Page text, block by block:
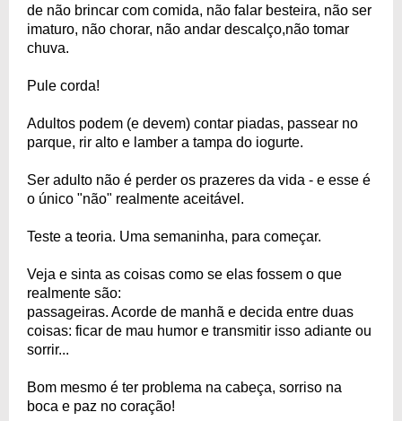
de não brincar com comida, não falar besteira, não ser
imaturo, não chorar, não andar descalço,não tomar
chuva.
Pule corda!
Adultos podem (e devem) contar piadas, passear no
parque, rir alto e lamber a tampa do iogurte.
Ser adulto não é perder os prazeres da vida - e esse é
o único "não" realmente aceitável.
Teste a teoria. Uma semaninha, para começar.
Veja e sinta as coisas como se elas fossem o que
realmente são:
passageiras. Acorde de manhã e decida entre duas
coisas: ficar de mau humor e transmitir isso adiante ou
sorrir...
Bom mesmo é ter problema na cabeça, sorriso na
boca e paz no coração!